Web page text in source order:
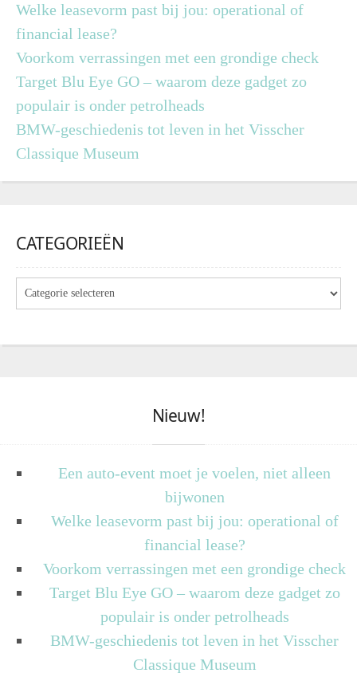
Welke leasevorm past bij jou: operational of
financial lease?
Voorkom verrassingen met een grondige check
Target Blu Eye GO – waarom deze gadget zo
populair is onder petrolheads
BMW-geschiedenis tot leven in het Visscher
Classique Museum
CATEGORIEËN
Nieuw!
Een auto-event moet je voelen, niet alleen
bijwonen
Welke leasevorm past bij jou: operational of
financial lease?
Voorkom verrassingen met een grondige check
Target Blu Eye GO – waarom deze gadget zo
populair is onder petrolheads
BMW-geschiedenis tot leven in het Visscher
Classique Museum